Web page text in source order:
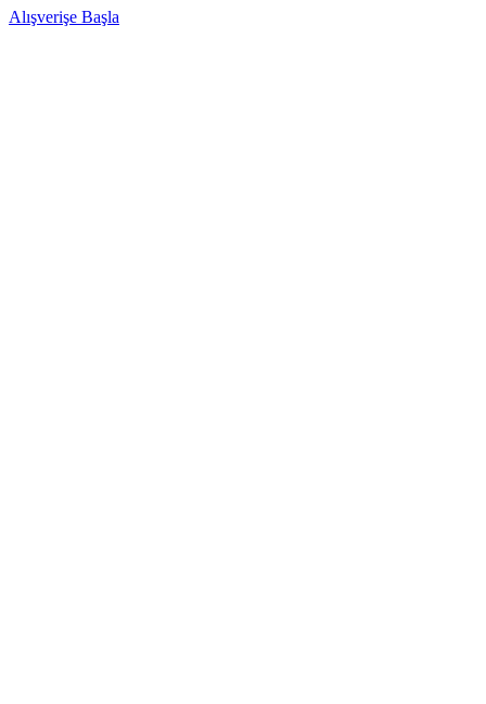
Alışverişe Başla